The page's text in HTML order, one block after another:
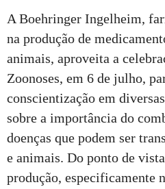
A Boehringer Ingelheim,
na produção de
animais, aproveita a
Zoonoses, em 6 de julho,
conscientização em
sobre a importância do
doenças que podem ser
e animais. Do ponto de
produção, especificamente